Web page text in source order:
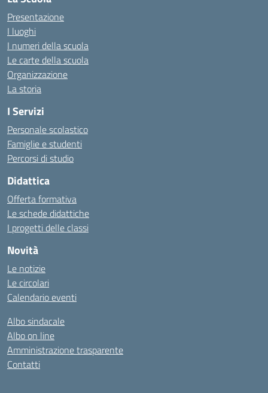
Presentazione
I luoghi
I numeri della scuola
Le carte della scuola
Organizzazione
La storia
I Servizi
Personale scolastico
Famiglie e studenti
Percorsi di studio
Didattica
Offerta formativa
Le schede didattiche
I progetti delle classi
Novità
Le notizie
Le circolari
Calendario eventi
Albo sindacale
Albo on line
Amministrazione trasparente
Contatti